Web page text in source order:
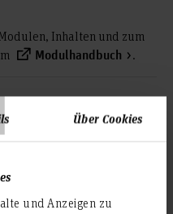
Über Cookies
und Anzeigen zu
Inhalten und zum
Modulhandbuch .
Regel Montag/ Dienstag
Modulprüfungen zum